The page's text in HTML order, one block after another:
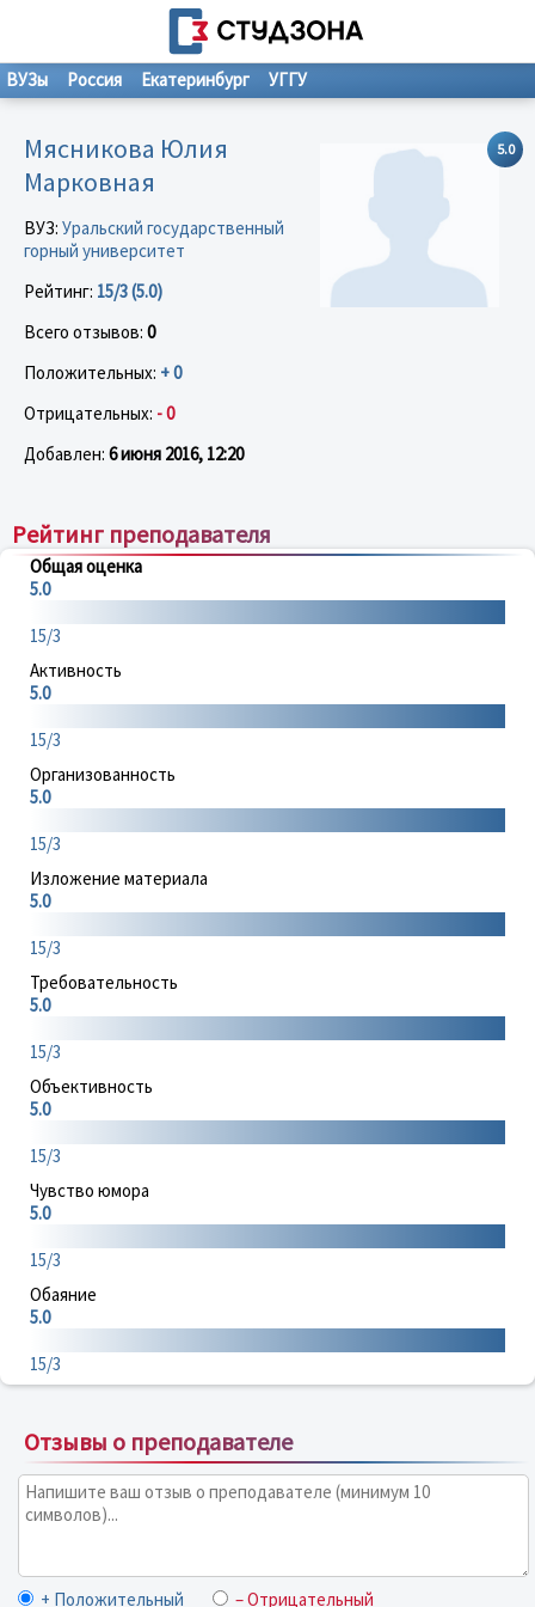
ВУЗы Россия Екатеринбург УГГУ
5.0
Мясникова Юлия
Марковная
ВУЗ: Уральский государственный
горный университет
Рейтинг: 15/3 (5.0)
Всего отзывов: 0
Положительных: + 0
Отрицательных: - 0
Добавлен: 6 июня 2016, 12:20
Рейтинг преподавателя
Общая оценка
5.0
15/3
Активность
5.0
15/3
Организованность
5.0
15/3
Изложение материала
5.0
15/3
Требовательность
5.0
15/3
Объективность
5.0
15/3
Чувство юмора
5.0
15/3
Обаяние
5.0
15/3
Отзывы о преподавателе
+ Положительный – Отрицательный